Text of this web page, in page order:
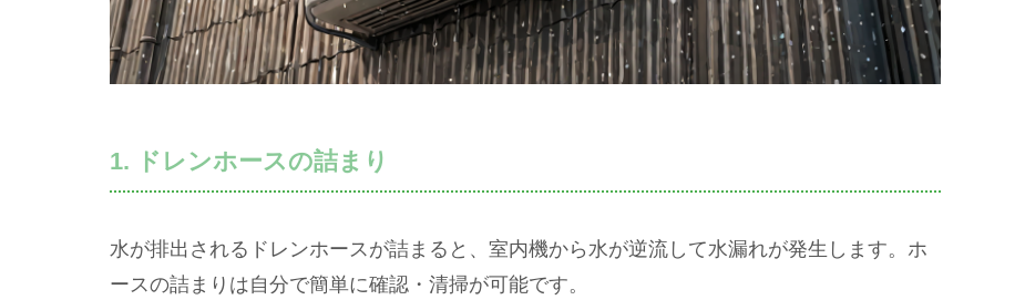
1. ドレンホースの詰まり
水が排出されるドレンホースが詰まると、室内機から水が逆流して水漏れが発生します。ホ
ースの詰まりは自分で簡単に確認・清掃が可能です。